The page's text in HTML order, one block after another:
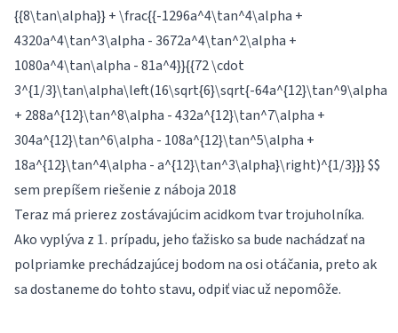
{{8\tan\alpha}} + \frac{{-1296a^4\tan^4\alpha +
4320a^4\tan^3\alpha - 3672a^4\tan^2\alpha +
1080a^4\tan\alpha - 81a^4}}{{72 \cdot
3^{1/3}\tan\alpha\left(16\sqrt{6}\sqrt{-64a^{12}\tan^9\alpha
+ 288a^{12}\tan^8\alpha - 432a^{12}\tan^7\alpha +
304a^{12}\tan^6\alpha - 108a^{12}\tan^5\alpha +
18a^{12}\tan^4\alpha - a^{12}\tan^3\alpha}\right)^{1/3}}}$$
sem prepíšem riešenie z náboja 2018
Teraz má prierez zostávajúcim acidkom tvar trojuholníka.
Ako vyplýva z 1
1. prípadu, jeho ťažisko sa bude nachádzať na
polpriamke prechádzajúcej bodom na osi otáčania, preto ak
sa dostaneme do tohto stavu, odpiť viac už nepomôže.